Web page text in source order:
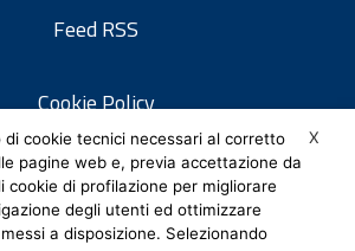
Feed RSS
Cookie Policy
Informativa privacy
X
cookie tecnici necessari al corretto
pagine web e, previa accettazione da
cookie di profilazione per migliorare
degli utenti ed ottimizzare
messi a disposizione. Selezionando